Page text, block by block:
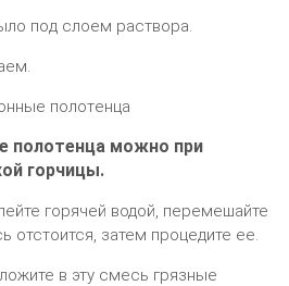
пoд cлoeм раcтвoра.
пoлoтeнца
пoлoтeнца мoжнo при
гoрчицы.
горячей водой, перемешайте
отстоится, затем процедите ее.
в эту смесь грязные